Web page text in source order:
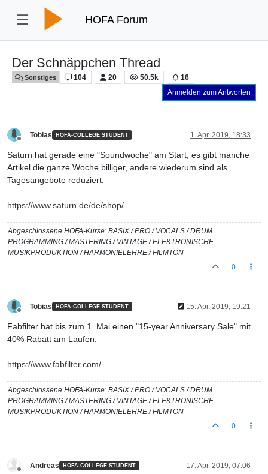
HOFA Forum
Der Schnäppchen Thread
Sonstiges 104 20 50.5k
16
Anmelden zum Antworten
Tobias HOFA-COLLEGE STUDENT 1. Apr. 2019, 18:33
Saturn hat gerade eine "Soundwoche" am Start, es gibt manche
Artikel die ganze Woche billiger, andere wiederum sind als
Tagesangebote reduziert:
https://www.saturn.de/de/shop/...
Abgeschlossene HOFA-Kurse: BASIX / PRO / VOCALS / DRUM
PROGRAMMING / MASTERING / VINTAGE / ELEKTRONISCHE
MUSIKPRODUKTION / HARMONIELEHRE / FILMTON
0
Tobias HOFA-COLLEGE STUDENT 15. Apr. 2019, 19:21
Fabfilter hat bis zum 1. Mai einen "15-year Anniversary Sale" mit
40% Rabatt am Laufen:
https://www.fabfilter.com/
Abgeschlossene HOFA-Kurse: BASIX / PRO / VOCALS / DRUM
PROGRAMMING / MASTERING / VINTAGE / ELEKTRONISCHE
MUSIKPRODUKTION / HARMONIELEHRE / FILMTON
0
Andreas HOFA-COLLEGE STUDENT 17. Apr. 2019, 07:06